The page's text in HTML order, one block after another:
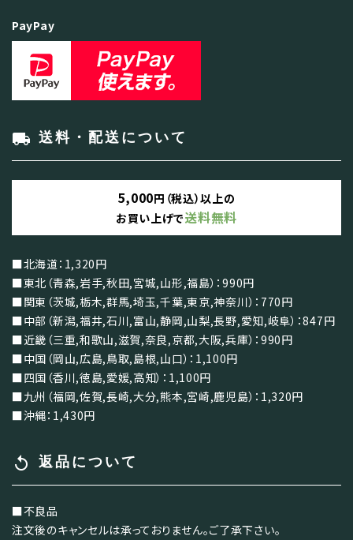
PayPay
local_shipping 送料・配送について
5,000円（税込）以上の
お買い上げで送料無料
■北海道：1,320円
■東北（青森,岩手,秋田,宮城,山形,福島）：990円
■関東（茨城,栃木,群馬,埼玉,千葉,東京,神奈川）：770円
■中部（新潟,福井,石川,富山,静岡,山梨,長野,愛知,岐阜）：847円
■近畿（三重,和歌山,滋賀,奈良,京都,大阪,兵庫）：990円
■中国（岡山,広島,鳥取,島根,山口）：1,100円
■四国（香川,徳島,愛媛,高知）：1,100円
■九州（福岡,佐賀,長崎,大分,熊本,宮崎,鹿児島）：1,320円
■沖縄：1,430円
replay 返品について
■不良品
注文後のキャンセルは承っておりません。ご了承下さい。